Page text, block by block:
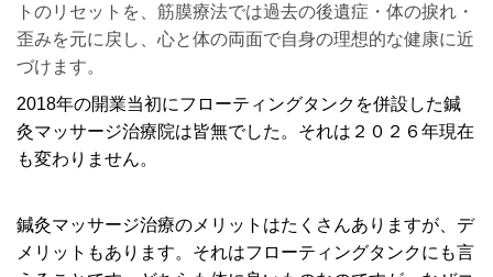
トのリセットを、筋膜療法では過去の後遺症・体の捩れ・
歪みを元に戻し、心と体の両面で自身の理想的な健康に近
づけます。
2018年の開業当初にフローティングタンクを併設した鍼
灸マッサージ治療院は皆無でした。それは２０２６年現在
も変わりません。
鍼灸マッサージ治療のメリットはたくさんありますが、デ
メリットもあります。それはフローティングタンクにも言